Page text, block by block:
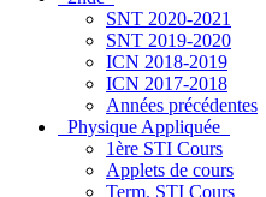
SNT 2020-2021
SNT 2019-2020
ICN 2018-2019
ICN 2017-2018
Années précédentes
Physique Appliquée
1ère STI Cours
Applets de cours
Term. STI Cours